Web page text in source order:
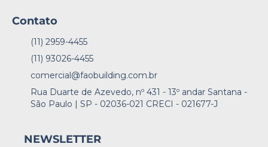
Contato
(11) 2959-4455
(11) 93026-4455
comercial@faobuilding.com.br
Rua Duarte de Azevedo, nº 431 - 13º andar Santana -
São Paulo | SP - 02036-021 CRECI - 021677-J
NEWSLETTER